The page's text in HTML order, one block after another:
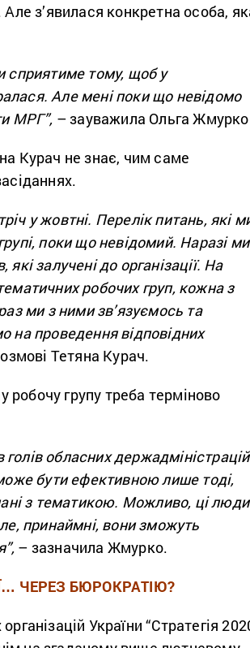
з’явилася конкретна особа,
сприятиме тому, щоб у
Але мені поки що невідомо
МРГ”, – зауважила Ольга
Курач не знає, чим саме
у жовтні. Перелік питань, які
поки що невідомий. Наразі ми
залучені до організації. На
робочих груп, кожна з
ми з ними зв’язуємось та
на проведення відповідних
Тетяна Курач.
групу треба терміново
голів обласних держадміністрацій
бути ефективною лише тоді,
з тематикою. Можливо, ці люди
принаймні, вони зможуть
– зазначила Жмурко.
ЧЕРЕЗ БЮРОКРАТІЮ?
України “Стратегія